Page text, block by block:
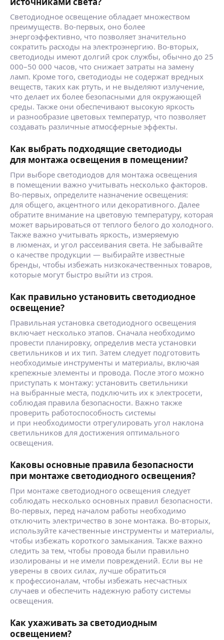
Светодиодное освещение обладает множеством
преимуществ. Во-первых, оно более
энергоэффективно, что позволяет значительно
сократить расходы на электроэнергию. Во-вторых,
светодиоды имеют долгий срок службы, обычно до 25
000–50 000 часов, что снижает затраты на замену
ламп. Кроме того, светодиоды не содержат вредных
веществ, таких как ртуть, и не выделяют излучение,
что делает их более безопасными для окружающей
среды. Также они обеспечивают высокую яркость
и разнообразие цветовых температур, что позволяет
создавать различные атмосферные эффекты.
Как выбрать подходящие светодиоды
для монтажа освещения в помещении?
При выборе светодиодов для монтажа освещения
в помещении важно учитывать несколько факторов.
Во-первых, определите назначение освещения:
для общего, акцентного или декоративного. Далее
обратите внимание на цветовую температуру, которая
может варьироваться от теплого белого до холодного.
Также важно учитывать яркость, измеряемую
в люменах, и угол рассеивания света. Не забывайте
о качестве продукции — выбирайте известные
бренды, чтобы избежать низкокачественных товаров,
которые могут быстро выйти из строя.
Как правильно установить светодиодное
освещение?
Правильная установка светодиодного освещения
включает несколько этапов. Сначала необходимо
провести планировку, определив места установки
светильников и их тип. Затем следует подготовить
необходимые инструменты и материалы, включая
крепежные элементы и провода. После этого можно
приступать к монтажу: установить светильники
на выбранные места, подключить их к электросети,
соблюдая правила безопасности. Важно также
проверить работоспособность системы
и при необходимости отрегулировать угол наклона
светильников для достижения оптимального
освещения.
Каковы основные правила безопасности
при монтаже светодиодного освещения?
При монтаже светодиодного освещения следует
соблюдать несколько основных правил безопасности.
Во-первых, перед началом работы необходимо
отключить электричество в зоне монтажа. Во-вторых,
используйте качественные инструменты и материалы,
чтобы избежать короткого замыкания. Также важно
следить за тем, чтобы провода были правильно
изолированы и не имели повреждений. Если вы не
уверены в своих силах, лучше обратиться
к профессионалам, чтобы избежать несчастных
случаев и обеспечить надежную работу системы
освещения.
Как ухаживать за светодиодным
освещением?